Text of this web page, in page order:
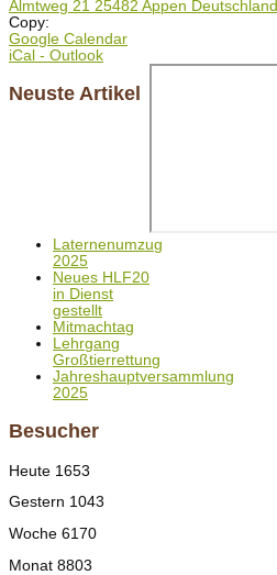
Almtweg 21 25482 Appen Deutschland
Copy:
Google Calendar
iCal - Outlook
Neuste Artikel
Laternenumzug
2025
Neues HLF20
in Dienst
gestellt
Mitmachtag
Lehrgang
Großtierrettung
Jahreshauptversammlung
2025
Besucher
Heute 1653
Gestern 1043
Woche 6170
Monat 8803